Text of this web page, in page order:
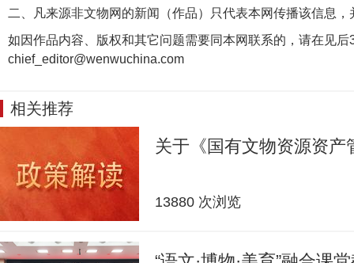
二、凡来源非文物网的新闻（作品）只代表本网传播该信息
如因作品内容、版权和其它问题需要同本网联系的，请在见后
chief_editor@wenwuchina.com
相关推荐
关于《国有文物资源资
13880 次浏览